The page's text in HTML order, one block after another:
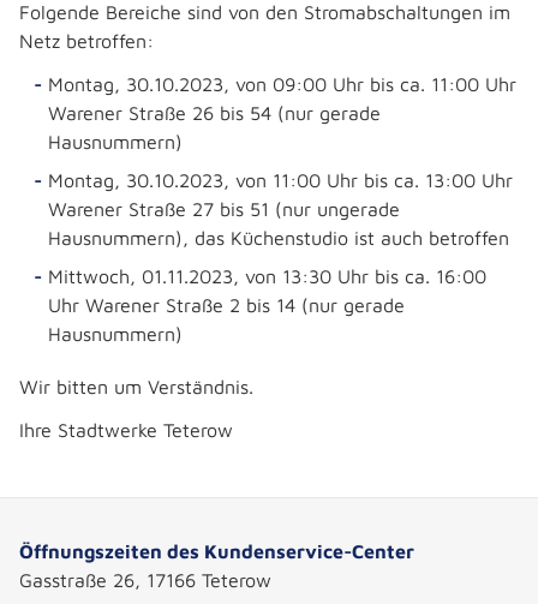
Folgende Bereiche sind von den Stromabschaltungen im
Netz betroffen:
Montag, 30.10.2023, von 09:00 Uhr bis ca. 11:00 Uhr
Warener Straße 26 bis 54 (nur gerade
Hausnummern)
Montag, 30.10.2023, von 11:00 Uhr bis ca. 13:00 Uhr
Warener Straße 27 bis 51 (nur ungerade
Hausnummern), das Küchenstudio ist auch betroffen
Mittwoch, 01.11.2023, von 13:30 Uhr bis ca. 16:00
Uhr Warener Straße 2 bis 14 (nur gerade
Hausnummern)
Wir bitten um Verständnis.
Ihre Stadtwerke Teterow
Öffnungszeiten des Kundenservice-Center
Gasstraße 26, 17166 Teterow